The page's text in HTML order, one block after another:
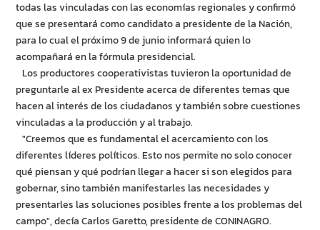
todas las vinculadas con las economías regionales y confirmó
que se presentará como candidato a presidente de la Nación,
para lo cual el próximo 9 de junio informará quien lo
acompañará en la fórmula presidencial.
Los productores cooperativistas tuvieron la oportunidad de
preguntarle al ex Presidente acerca de diferentes temas que
hacen al interés de los ciudadanos y también sobre cuestiones
vinculadas a la producción y al trabajo.
"Creemos que es fundamental el acercamiento con los
diferentes líderes políticos. Esto nos permite no solo conocer
qué piensan y qué podrían llegar a hacer si son elegidos para
gobernar, sino también manifestarles las necesidades y
presentarles las soluciones posibles frente a los problemas del
campo", decía Carlos Garetto, presidente de CONINAGRO.